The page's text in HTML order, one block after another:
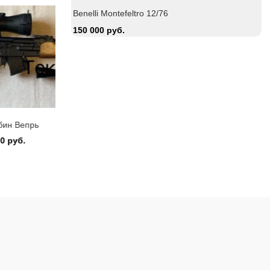
Benelli Montefeltro 12/76
150 000 руб.